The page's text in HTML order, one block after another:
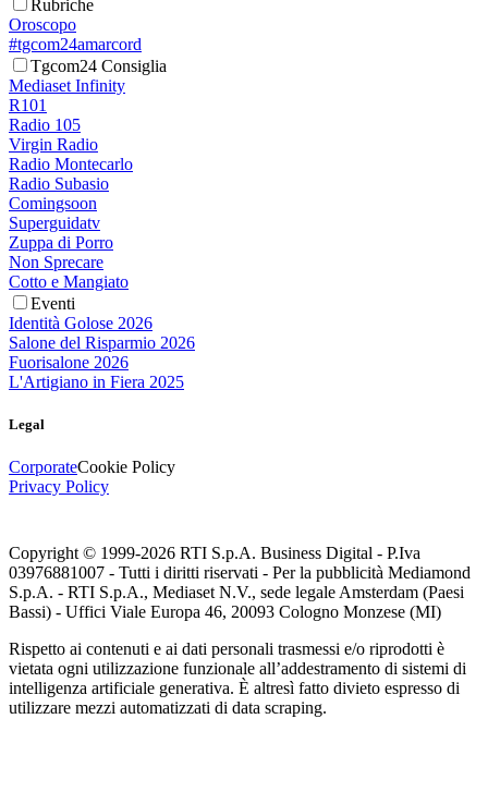
Rubriche
Oroscopo
#tgcom24amarcord
Tgcom24 Consiglia
Mediaset Infinity
R101
Radio 105
Virgin Radio
Radio Montecarlo
Radio Subasio
Comingsoon
Superguidatv
Zuppa di Porro
Non Sprecare
Cotto e Mangiato
Eventi
Identità Golose 2026
Salone del Risparmio 2026
Fuorisalone 2026
L'Artigiano in Fiera 2025
Legal
CorporateCookie Policy
Privacy Policy
Copyright © 1999-2026 RTI S.p.A. Business Digital - P.Iva
03976881007 - Tutti i diritti riservati - Per la pubblicità Mediamond
S.p.A. - RTI S.p.A., Mediaset N.V., sede legale Amsterdam (Paesi
Bassi) - Uffici Viale Europa 46, 20093 Cologno Monzese (MI)
Rispetto ai contenuti e ai dati personali trasmessi e/o riprodotti è
vietata ogni utilizzazione funzionale all’addestramento di sistemi di
intelligenza artificiale generativa. È altresì fatto divieto espresso di
utilizzare mezzi automatizzati di data scraping.